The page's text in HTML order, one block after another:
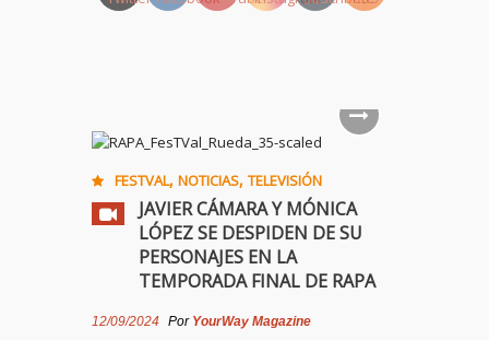
FESTVAL, NOTICIAS, TELEVISIÓN
JAVIER CÁMARA Y MÓNICA
LÓPEZ SE DESPIDEN DE SU
PERSONAJES EN LA
TEMPORADA FINAL DE RAPA
12/09/2024 Por YourWay Magazine